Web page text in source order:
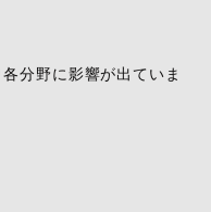
分野に影響が出ていま